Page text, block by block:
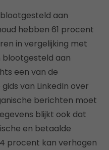
aan
hebben 61 procent
in vergelijking met
blootgesteld aan
een van de
van LinkedIn over
berichten moet
blijkt ook dat
en betaalde
procent kan verhogen